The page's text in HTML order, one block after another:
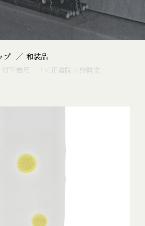
プ
和装品
下着尺 「＜正倉院＞狩猟文」